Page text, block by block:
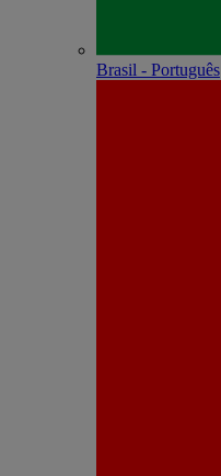
Brasil - Português